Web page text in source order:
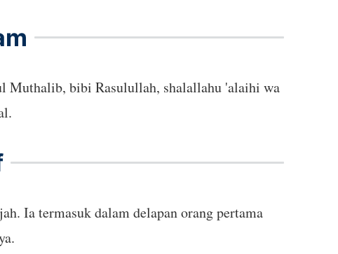
Muthalib, bibi Rasulullah, shalallahu 'alaihi wa
Ia termasuk dalam delapan orang pertama